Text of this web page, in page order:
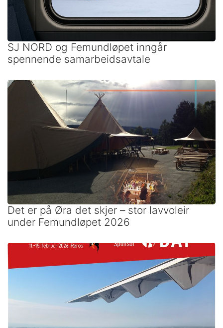
SJ NORD og Femundløpet inngår
spennende samarbeidsavtale
Det er på Øra det skjer – stor lavvoleir
under Femundløpet 2026